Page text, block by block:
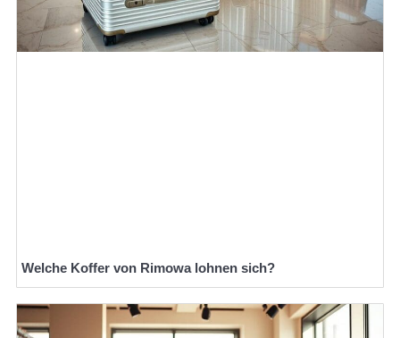
Welche Koffer von Rimowa lohnen sich?